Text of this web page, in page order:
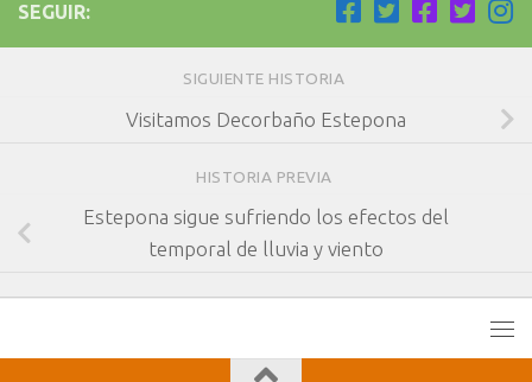
SEGUIR:
SIGUIENTE HISTORIA
Visitamos Decorbaño Estepona
HISTORIA PREVIA
Estepona sigue sufriendo los efectos del
temporal de lluvia y viento